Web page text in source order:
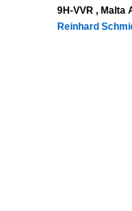
9H-VVR , Malta
Reinhard